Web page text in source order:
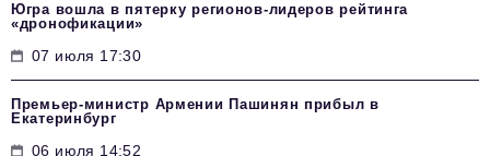
Югра вошла в пятерку регионов-лидеров рейтинга
«дронофикации»
07 июля 17:30
Премьер-министр Армении Пашинян прибыл в
Екатеринбург
06 июля 14:52